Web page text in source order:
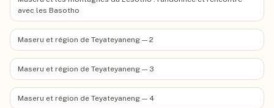
avec les Basotho
Maseru et région de Teyateyaneng — 2
Maseru et région de Teyateyaneng — 3
Maseru et région de Teyateyaneng — 4